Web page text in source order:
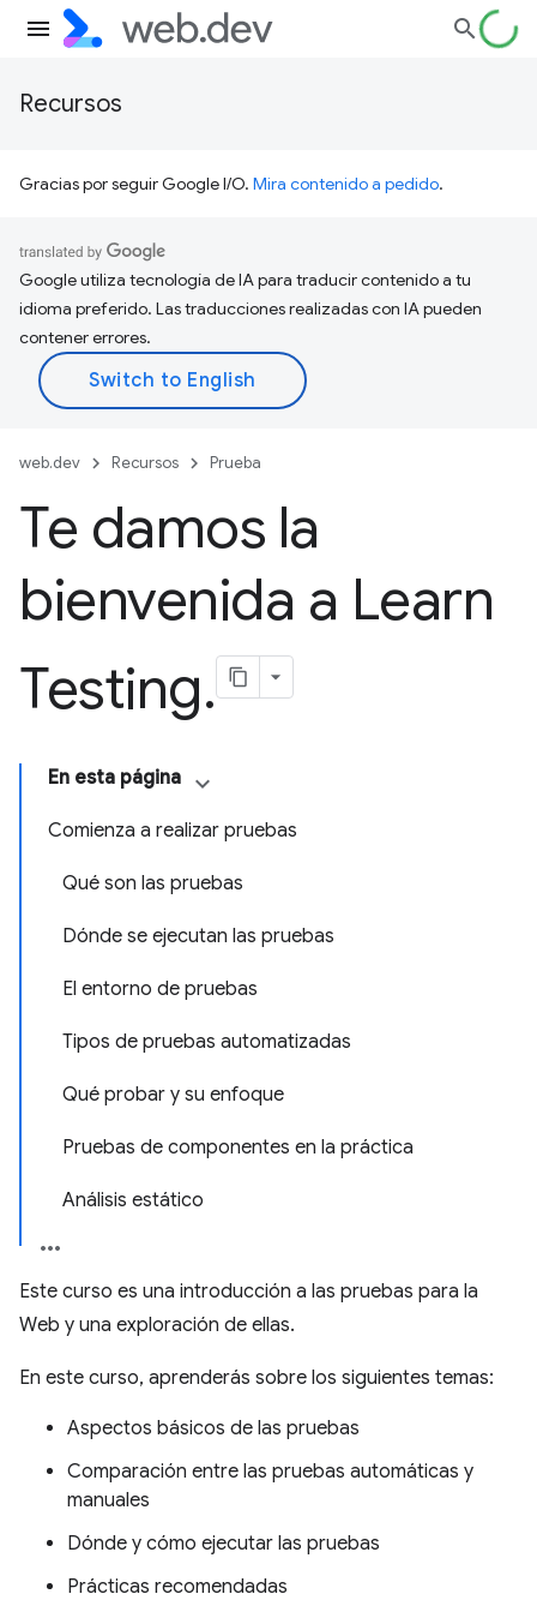
Recursos
Gracias por seguir Google I/O. Mira contenido a pedido.
Google utiliza tecnología de IA para traducir contenido a tu
idioma preferido. Las traducciones realizadas con IA pueden
contener errores.
web.dev Recursos Prueba
Te damos la
bienvenida a Learn
Testing.
En esta página
Comienza a realizar pruebas
Qué son las pruebas
Dónde se ejecutan las pruebas
El entorno de pruebas
Tipos de pruebas automatizadas
Qué probar y su enfoque
Pruebas de componentes en la práctica
Análisis estático
Este curso es una introducción a las pruebas para la
Web y una exploración de ellas.
En este curso, aprenderás sobre los siguientes temas:
Aspectos básicos de las pruebas
Comparación entre las pruebas automáticas y
manuales
Dónde y cómo ejecutar las pruebas
Prácticas recomendadas